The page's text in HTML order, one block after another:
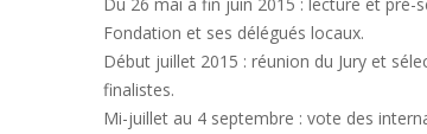
Fondation et ses délégués locaux.
Début juillet 2015 : réunion du Jury et
finalistes.
Mi-juillet au 4 septembre : vote des